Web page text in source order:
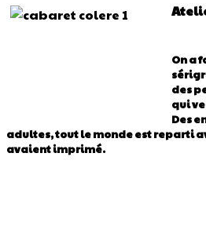
On a
des
qui
Des
adultes, tout le monde est reparti
avaient imprimé.